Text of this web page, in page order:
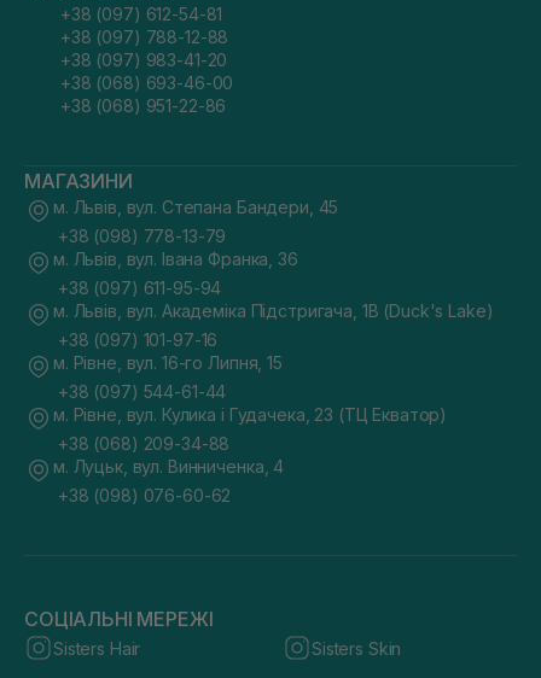
+38 (097) 612-54-81
+38 (097) 788-12-88
+38 (097) 983-41-20
+38 (068) 693-46-00
+38 (068) 951-22-86
МАГАЗИНИ
м. Львів, вул. Степана Бандери, 45
+38 (098) 778-13-79
м. Львів, вул. Івана Франка, 36
+38 (097) 611-95-94
м. Львів, вул. Академіка Підстригача, 1В (Duck's Lake)
+38 (097) 101-97-16
м. Рівне, вул. 16-го Липня, 15
+38 (097) 544-61-44
м. Рівне, вул. Кулика і Гудачека, 23 (ТЦ Екватор)
+38 (068) 209-34-88
м. Луцьк, вул. Винниченка, 4
+38 (098) 076-60-62
СОЦІАЛЬНІ МЕРЕЖІ
Sisters Hair Sisters Skin